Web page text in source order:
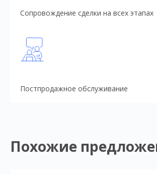
Сопровождение сделки на всех этапах
Постпродажное обслуживание
Похожие